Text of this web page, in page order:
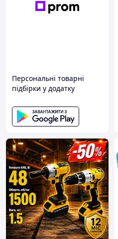
Персональні товарні
підбірки у додатку